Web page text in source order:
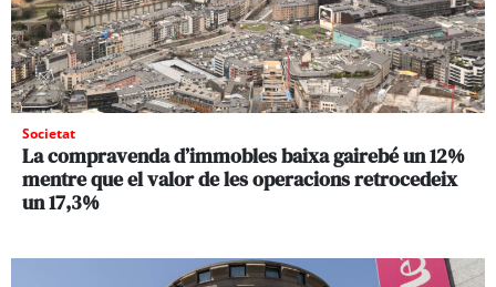
Societat
La compravenda d’immobles baixa gairebé un 12%
mentre que el valor de les operacions retrocedeix
un 17,3%